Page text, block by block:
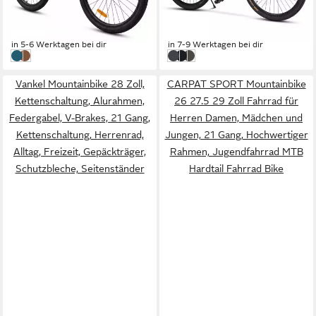
16,84 €mtl. in 24 Raten
in 5-6 Werktagen bei dir
Blau Schwarz
Bronze Schwarz
16,39 €mtl. in 24 Raten
in 7-9 Werktagen bei dir
schwraz/grau
schwzrz/orange
schwarz/blau
Vankel Mountainbike 28 Zoll,
Kettenschaltung, Alurahmen,
Federgabel, V-Brakes, 21 Gang,
Kettenschaltung, Herrenrad,
Alltag, Freizeit, Gepäckträger,
Schutzbleche, Seitenständer
CARPAT SPORT Mountainbike
26 27.5 29 Zoll Fahrrad für
Herren Damen, Mädchen und
Jungen, 21 Gang, Hochwertiger
Rahmen, Jugendfahrrad MTB
Hardtail Fahrrad Bike